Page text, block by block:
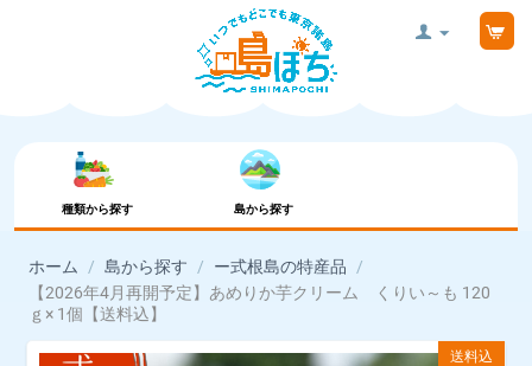
種類から探す 島から探す
ホーム / 島から探す / ー式根島の特産品
/
【2026年4月再開予定】あめりか芋クリーム くりい～も 120
ｇ× 1個【送料込】
送料込